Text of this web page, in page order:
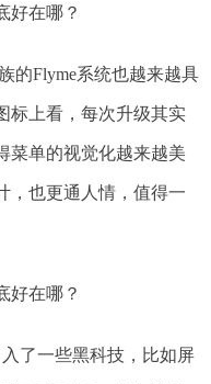
的Flyme系统也越来越具
标上看，每次升级其实
菜单的视觉化越来越美
，也更通人情，值得一
了一些黑科技，比如屏